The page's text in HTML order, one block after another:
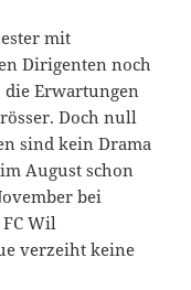
mit
Dirigenten noch
Erwartungen
Doch null
sind kein Drama
August schon
bei
Wil
verzeiht keine